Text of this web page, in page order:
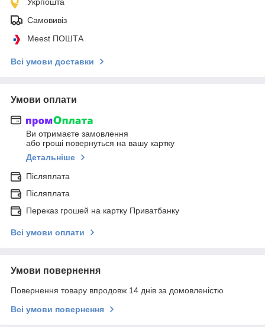
Самовивіз
Meest ПОШТА
Всі умови доставки
Умови оплати
Ви отримаєте замовлення
або гроші повернуться на вашу картку
Детальніше
Післяплата
Післяплата
Переказ грошей на картку Приватбанку
Всі умови оплати
Умови повернення
Повернення товару впродовж 14 днів за домовленістю
Всі умови повернення